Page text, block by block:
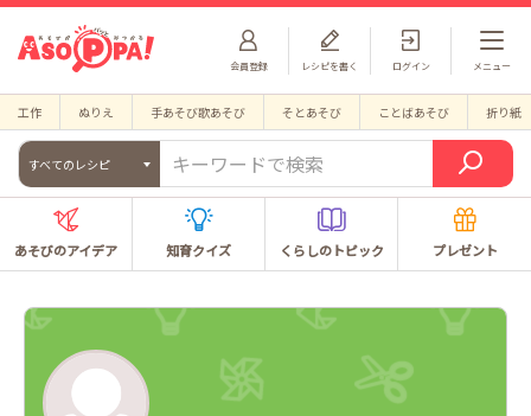
会員登録 ログイン
レシピを書く メニュー
工作 ぬりえ 手あそび歌あそび そとあそび ことばあそび 折り紙
すべてのレシピ
あそびのアイデア 知育クイズ くらしのトピック プレゼント